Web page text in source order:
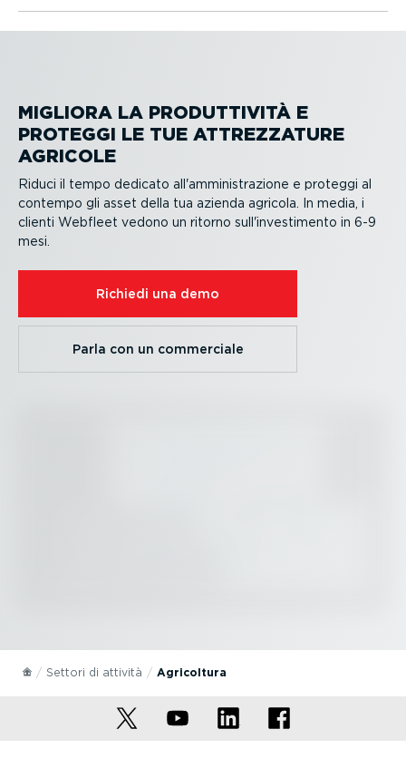
MIGLIORA LA PRODUT­TIVITÀ E
PROTEGGI LE TUE ATTREZ­ZATURE
AGRICOLE
Riduci il tempo dedicato all'ammini­stra­zione e proteggi al
contempo gli asset della tua azienda agricola. In media, i
clienti Webfleet vedono un ritorno sull'investi­mento in 6-9
mesi.
Richiedi una demo
Parla con un commerciale
Settori di attività Agricoltura